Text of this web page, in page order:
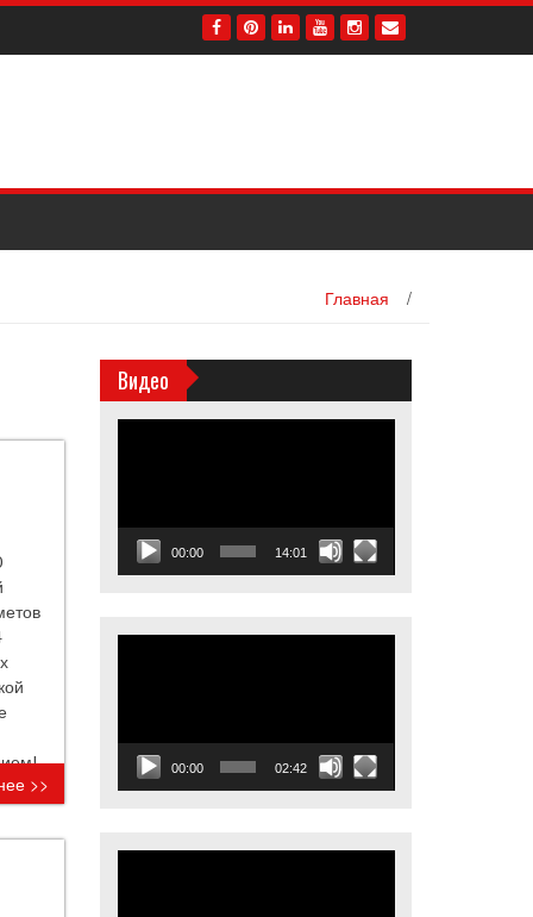
Главная /
>>
Видео
00:00 14:01
00:00 02:42